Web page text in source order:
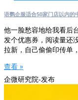
语鹦企服适合50家门店以内的
他一脸愁容地给我看后
发个优惠券，阅读量还
拉新，自己偷偷印传单
查看 »
企微研究院-发布